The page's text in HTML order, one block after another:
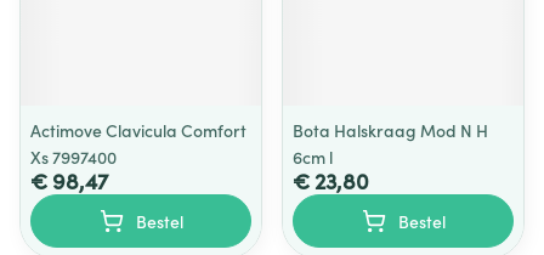
Actimove Clavicula Comfort
Xs 7997400
€ 98,47
Bestel
Bota Halskraag Mod N H
6cm l
€ 23,80
Bestel